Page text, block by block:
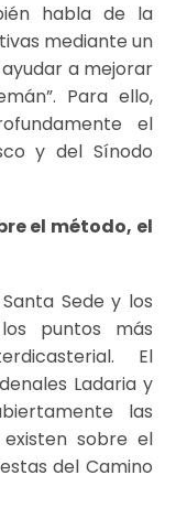
habla de la
mediante un
a mejorar
Para ello,
el
y del Sínodo
el método, el
Sede y los
puntos más
El
Ladaria y
las
sobre el
del Camino